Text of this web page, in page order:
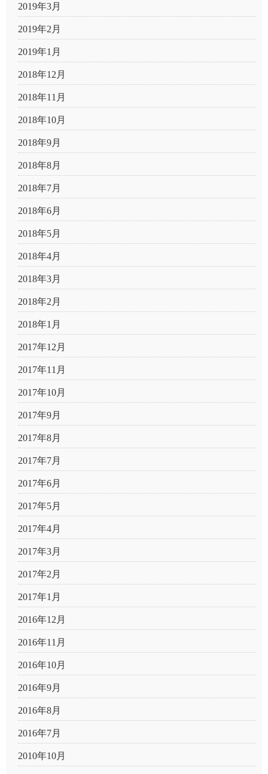
2019年3月
2019年2月
2019年1月
2018年12月
2018年11月
2018年10月
2018年9月
2018年8月
2018年7月
2018年6月
2018年5月
2018年4月
2018年3月
2018年2月
2018年1月
2017年12月
2017年11月
2017年10月
2017年9月
2017年8月
2017年7月
2017年6月
2017年5月
2017年4月
2017年3月
2017年2月
2017年1月
2016年12月
2016年11月
2016年10月
2016年9月
2016年8月
2016年7月
2010年10月